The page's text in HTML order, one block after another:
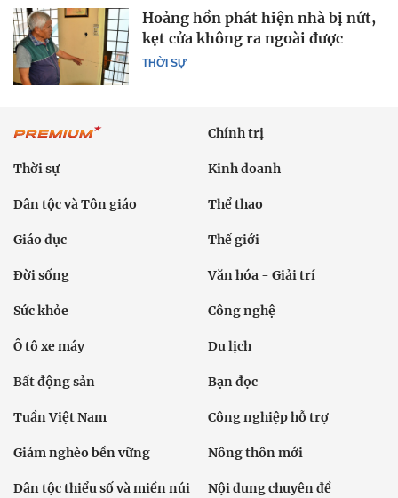
THỜI SỰ
Hoảng hồn phát hiện nhà bị nứt,
kẹt cửa không ra ngoài được
Chính trị
Thời sự Kinh doanh
Dân tộc và Tôn giáo Thể thao
Giáo dục Thế giới
Đời sống Văn hóa - Giải trí
Sức khỏe Công nghệ
Ô tô xe máy Du lịch
Bất động sản Bạn đọc
Tuần Việt Nam Công nghiệp hỗ trợ
Giảm nghèo bền vững Nông thôn mới
Dân tộc thiểu số và miền núi Nội dung chuyên đề